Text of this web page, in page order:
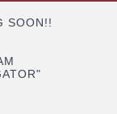
SOON!!